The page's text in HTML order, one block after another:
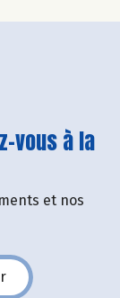
vous à la
et nos